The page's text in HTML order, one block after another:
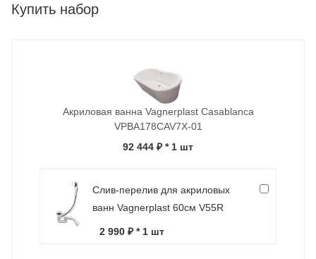
Купить набор
Акриловая ванна Vagnerplast Casablanca
VPBA178CAV7X-01
92 444 ₽ * 1 шт
Слив-перелив для акриловых
ванн Vagnerplast 60см V55R
2 990 ₽ * 1 шт